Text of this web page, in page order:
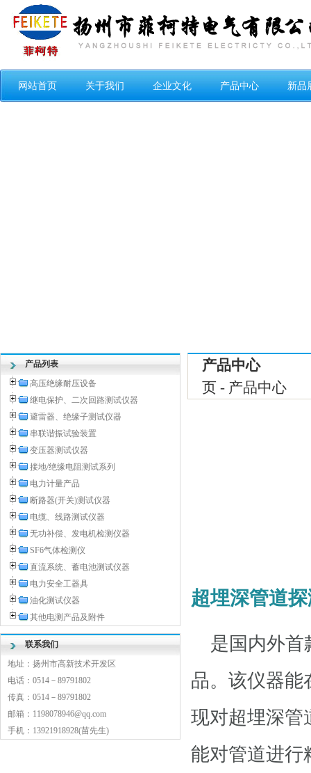
网站首页 关于我们 企业文化 产品中心 新品
产品列表
高压绝缘耐压设备
继电保护、二次回路测试仪器
避雷器、绝缘子测试仪器
串联谐振试验装置
变压器测试仪器
接地/绝缘电阻测试系列
电力计量产品
断路器(开关)测试仪器
电缆、线路测试仪器
无功补偿、发电机检测仪器
SF6气体检测仪
直流系统、蓄电池测试仪器
电力安全工器具
油化测试仪器
其他电测产品及附件
联系我们
地址：扬州市高新技术开发区
电话：0514－89791802
传真：0514－89791802
邮箱：1198078946@qq.com
手机：13921918928(苗先生)
产品中心
页 - 产品中心
超埋深管道
是国内外首
品。该仪器能
现对超埋深管
能对管道进行